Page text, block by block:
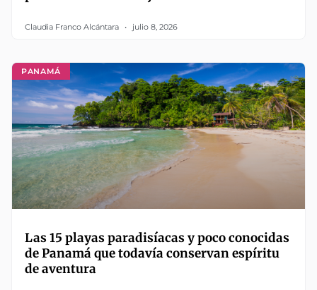
Claudia Franco Alcántara julio 8, 2026
PANAMÁ
Las 15 playas paradisíacas y poco conocidas
de Panamá que todavía conservan espíritu
de aventura